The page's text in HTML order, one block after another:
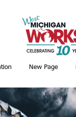
New Page